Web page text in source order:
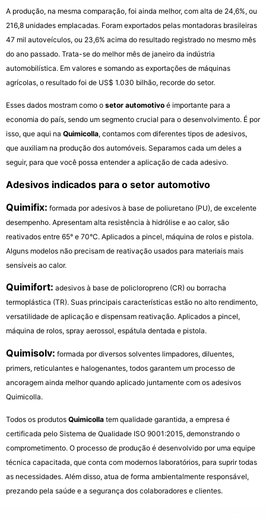
A produção, na mesma comparação, foi ainda melhor, com alta de 24,6%, ou
216,8 unidades emplacadas. Foram exportados pelas montadoras brasileiras
47 mil autoveículos, ou 23,6% acima do resultado registrado no mesmo mês
do ano passado. Trata-se do melhor mês de janeiro da indústria
automobilística. Em valores e somando as exportações de máquinas
agrícolas, o resultado foi de US$ 1.030 bilhão, recorde do setor.
Esses dados mostram como o setor automotivo é importante para a
economia do país, sendo um segmento crucial para o desenvolvimento. É por
isso, que aqui na Quimicolla, contamos com diferentes tipos de adesivos,
que auxiliam na produção dos automóveis. Separamos cada um deles a
seguir, para que você possa entender a aplicação de cada adesivo.
Adesivos indicados para o setor automotivo
Quimifix: formada por adesivos à base de poliuretano (PU), de excelente
desempenho. Apresentam alta resistência à hidrólise e ao calor, são
reativados entre 65° e 70°C. Aplicados a pincel, máquina de rolos e pistola.
Alguns modelos não precisam de reativação usados para materiais mais
sensíveis ao calor.
Quimifort: adesivos à base de policloropreno (CR) ou borracha
termoplástica (TR). Suas principais características estão no alto rendimento,
versatilidade de aplicação e dispensam reativação. Aplicados a pincel,
máquina de rolos, spray aerossol, espátula dentada e pistola.
Quimisolv: formada por diversos solventes limpadores, diluentes,
primers, reticulantes e halogenantes, todos garantem um processo de
ancoragem ainda melhor quando aplicado juntamente com os adesivos
Quimicolla.
Todos os produtos Quimicolla tem qualidade garantida, a empresa é
certificada pelo Sistema de Qualidade ISO 9001:2015, demonstrando o
comprometimento. O processo de produção é desenvolvido por uma equipe
técnica capacitada, que conta com modernos laboratórios, para suprir todas
as necessidades. Além disso, atua de forma ambientalmente responsável,
prezando pela saúde e a segurança dos colaboradores e clientes.